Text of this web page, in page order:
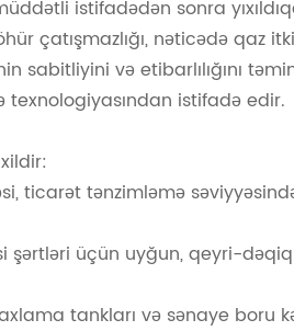
istifadədən sonra
çatışmazlığı, nəticədə qaz
sabitliyini və etibarlılığını
istifadə edir.
ticarət tənzimləmə
şərtləri üçün uyğun, qeyri-
tankları və sənaye boru